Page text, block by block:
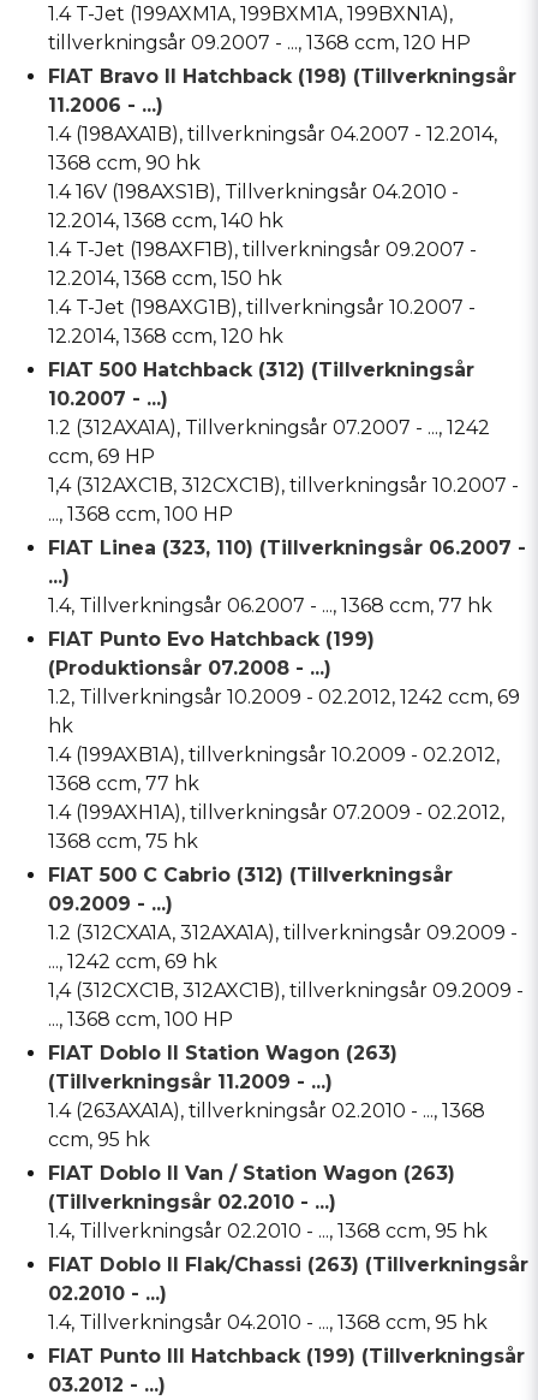
1.4 T-Jet (199AXM1A, 199BXM1A, 199BXN1A),
tillverkningsår 09.2007 - ..., 1368 ccm, 120 HP
FIAT Bravo II Hatchback (198) (Tillverkningsår
11.2006 - ...)
1.4 (198AXA1B), tillverkningsår 04.2007 - 12.2014,
1368 ccm, 90 hk
1.4 16V (198AXS1B), Tillverkningsår 04.2010 -
12.2014, 1368 ccm, 140 hk
1.4 T-Jet (198AXF1B), tillverkningsår 09.2007 -
12.2014, 1368 ccm, 150 hk
1.4 T-Jet (198AXG1B), tillverkningsår 10.2007 -
12.2014, 1368 ccm, 120 hk
FIAT 500 Hatchback (312) (Tillverkningsår
10.2007 - ...)
1.2 (312AXA1A), Tillverkningsår 07.2007 - ..., 1242
ccm, 69 HP
1,4 (312AXC1B, 312CXC1B), tillverkningsår 10.2007 -
..., 1368 ccm, 100 HP
FIAT Linea (323, 110) (Tillverkningsår 06.2007 -
...)
1.4, Tillverkningsår 06.2007 - ..., 1368 ccm, 77 hk
FIAT Punto Evo Hatchback (199)
(Produktionsår 07.2008 - ...)
1.2, Tillverkningsår 10.2009 - 02.2012, 1242 ccm, 69
hk
1.4 (199AXB1A), tillverkningsår 10.2009 - 02.2012,
1368 ccm, 77 hk
1.4 (199AXH1A), tillverkningsår 07.2009 - 02.2012,
1368 ccm, 75 hk
FIAT 500 C Cabrio (312) (Tillverkningsår
09.2009 - ...)
1.2 (312CXA1A, 312AXA1A), tillverkningsår 09.2009 -
..., 1242 ccm, 69 hk
1,4 (312CXC1B, 312AXC1B), tillverkningsår 09.2009 -
..., 1368 ccm, 100 HP
FIAT Doblo II Station Wagon (263)
(Tillverkningsår 11.2009 - ...)
1.4 (263AXA1A), tillverkningsår 02.2010 - ..., 1368
ccm, 95 hk
FIAT Doblo II Van / Station Wagon (263)
(Tillverkningsår 02.2010 - ...)
1.4, Tillverkningsår 02.2010 - ..., 1368 ccm, 95 hk
FIAT Doblo II Flak/Chassi (263) (Tillverkningsår
02.2010 - ...)
1.4, Tillverkningsår 04.2010 - ..., 1368 ccm, 95 hk
FIAT Punto III Hatchback (199) (Tillverkningsår
03.2012 - ...)